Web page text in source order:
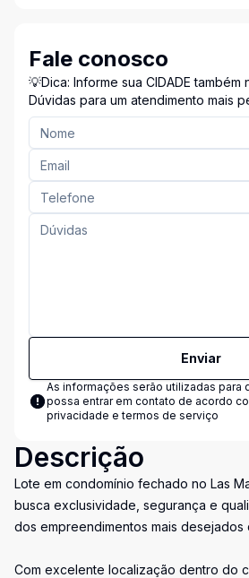
Fale conosco
💡Dica: Informe sua CIDADE também
Dúvidas para um atendimento mais
Enviar
As informações serão utilizadas para
possa entrar em contato de acordo
privacidade e termos de serviço
Descrição
Lote em condomínio fechado no Las
busca exclusividade, segurança e
dos empreendimentos mais desejados
Com excelente localização dentro do